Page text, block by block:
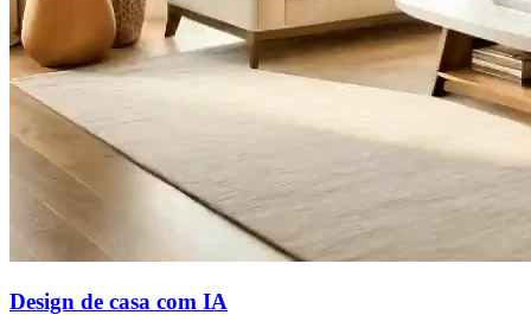
Design de casa com IA